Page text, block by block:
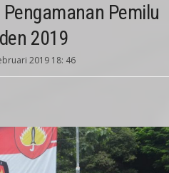
Pemilu
2019
2019 18: 46